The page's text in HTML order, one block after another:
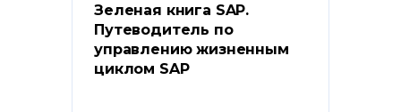
Зеленая книга SAP.
Путеводитель по
управлению жизненным
циклом SAP